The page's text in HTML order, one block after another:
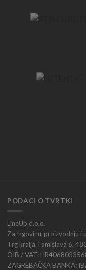
PODACI O TVRTKI
LineUp d.o.o.
Za trgovinu, proizvodnju i
Trg kralja Tomislava 6,
OIB / VAT:
ZAGREBAČKA BANKA: